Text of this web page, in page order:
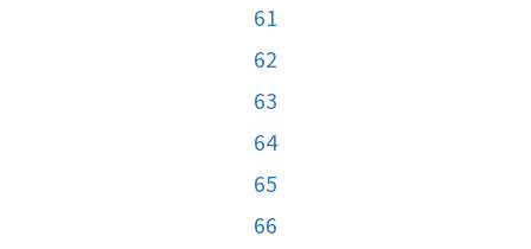
61
62
63
64
65
66